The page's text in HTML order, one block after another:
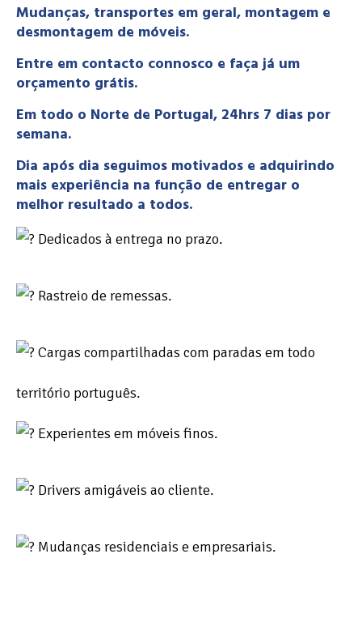
Mudanças, transportes em geral, montagem e
desmontagem de móveis.
Entre em contacto connosco e faça já um
orçamento grátis.
Em todo o Norte de Portugal, 24hrs 7 dias por
semana.
Dia após dia seguimos motivados e adquirindo
mais experiência na função de entregar o
melhor resultado a todos.
Dedicados à entrega no prazo.
Rastreio de remessas.
Cargas compartilhadas com paradas em todo
território português.
Experientes em móveis finos.
Drivers amigáveis ​​ao cliente.
Mudanças residenciais e empresariais.